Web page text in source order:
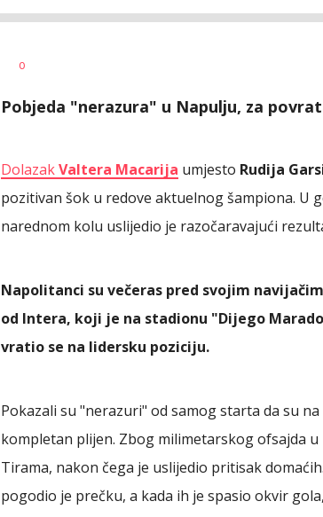
AUTOR
0
Pobjeda "nerazura" u Napulju, za
DolazakValtera Macarija umjesto Rudija
pozitivan šok u redove aktuelnog šampiona. U
narednom kolu uslijedio je razočaravajući
Napolitanci su večeras pred svojim
od Intera, koji je na stadionu "Dijego
vratio se na lidersku poziciju.
Pokazali su "nerazuri" od samog starta da su
kompletan plijen. Zbog milimetarskog ofsajda
Tirama, nakon čega je uslijedio pritisak
pogodio je prečku, a kada ih je spasio okvir